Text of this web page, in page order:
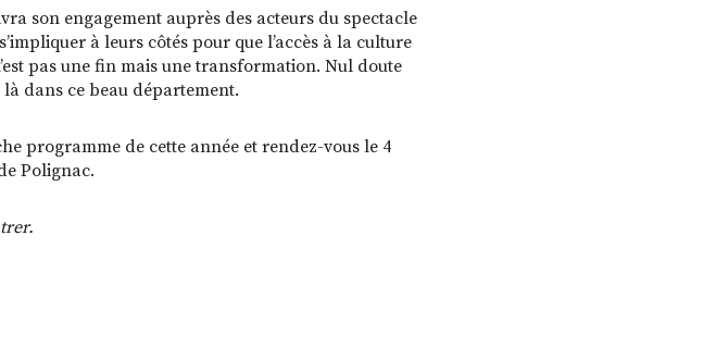
son engagement auprès des acteurs du spectacle
à leurs côtés pour que l’accès à la culture
pas une fin mais une transformation. Nul doute
dans ce beau département.
programme de cette année et rendez-vous le 4
Polignac.